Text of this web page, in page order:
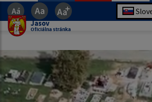
Jasov
Oficiálna stránka